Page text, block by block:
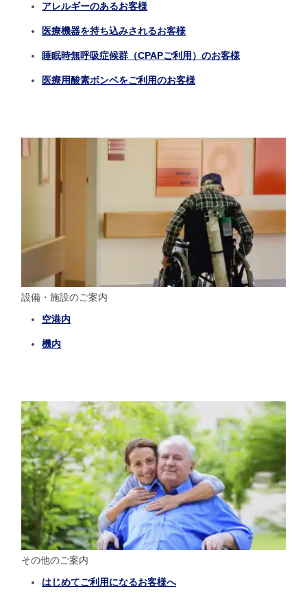
アレルギーのあるお客様
医療機器を持ち込みされるお客様
睡眠時無呼吸症候群（CPAPご利用）のお客様
医療用酸素ボンベをご利用のお客様
設備・施設のご案内
空港内
機内
その他のご案内
はじめてご利用になるお客様へ